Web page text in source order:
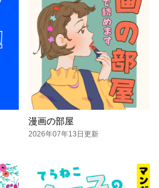
漫画の部屋
2026年07年13日更新